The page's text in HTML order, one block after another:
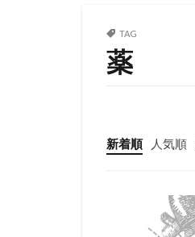
TAG
薬
新着順 人気順